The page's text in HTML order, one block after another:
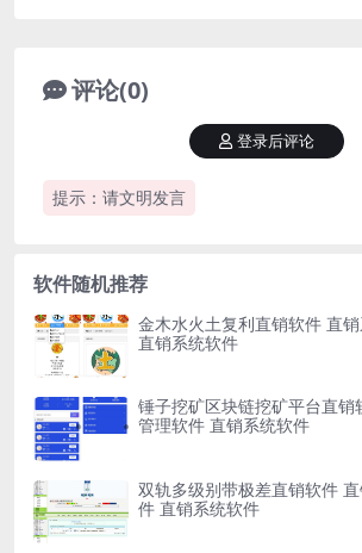
评论(0)
提示：请文明发言
登录后评论
软件随机推荐
金木水火土复利直销软件 直
直销系统软件
锤子挖矿区块链挖矿平台直销
管理软件 直销系统软件
双轨多级别带极差直销软件
件 直销系统软件